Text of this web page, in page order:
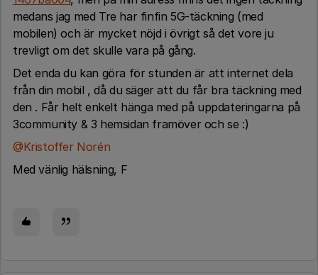
medans jag med Tre har finfin 5G-täckning (med
mobilen) och är mycket nöjd i övrigt så det vore ju
trevligt om det skulle vara på gång.
Det enda du kan göra för stunden är att internet dela
från din mobil , då du säger att du får bra täckning med
den . Får helt enkelt hänga med på uppdateringarna på
3community & 3 hemsidan framöver och se :)
@Kristoffer Norén
Med vänlig hälsning, F